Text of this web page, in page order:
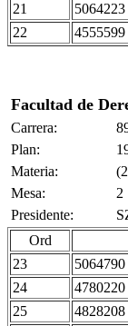
21 5064223
22 4555599
Facultad de
Carrera:
Plan:
Materia:
Mesa:
2
Presidente:
Ord
23
5064790
24 4780220
25 4828208